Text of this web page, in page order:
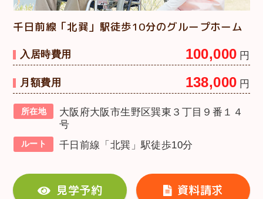
千日前線「北巽」駅徒歩10分のグループホーム
入居時費用 100,000 円
月額費用 138,000 円
所在地
大阪府大阪市生野区巽東３丁目９番１４
号
ルート 千日前線「北巽」駅徒歩10分
見学予約 資料請求